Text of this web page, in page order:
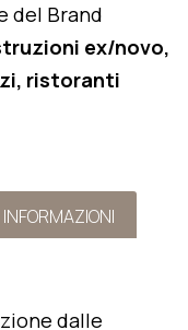
del Brand
ex/novo,
ristoranti